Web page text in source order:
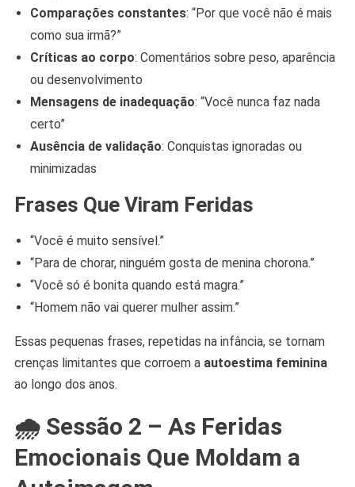
Comparações constantes: “Por que você não é mais
como sua irmã?”
Críticas ao corpo: Comentários sobre peso, aparência
ou desenvolvimento
Mensagens de inadequação: “Você nunca faz nada
certo”
Ausência de validação: Conquistas ignoradas ou
minimizadas
Frases Que Viram Feridas
“Você é muito sensível.”
“Para de chorar, ninguém gosta de menina chorona.”
“Você só é bonita quando está magra.”
“Homem não vai querer mulher assim.”
Essas pequenas frases, repetidas na infância, se tornam
crenças limitantes que corroem a autoestima feminina
ao longo dos anos.
🌧 Sessão 2 – As Feridas
Emocionais Que Moldam a